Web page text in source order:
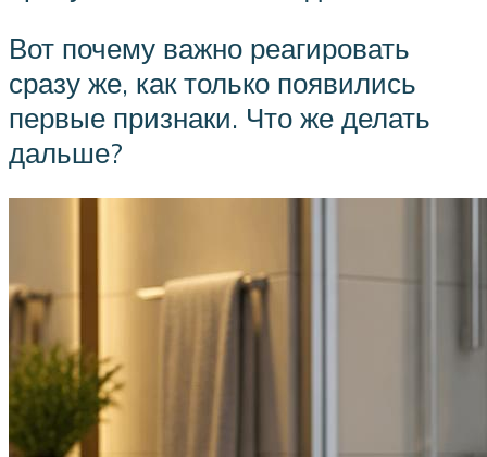
Вот почему важно реагировать
сразу же, как только появились
первые признаки. Что же делать
дальше?